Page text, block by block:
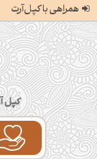
همراهی با کپل‌آرت